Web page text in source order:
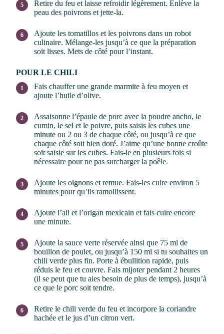
Retire du feu et laisse refroidir légèrement. Enlève la
peau des poivrons et jette-la.
Ajoute les tomatillos et les poivrons dans un robot
culinaire. Mélange-les jusqu’à ce que la préparation
soit lisses. Mets de côté pour l’instant.
POUR LE CHILI
Fais chauffer une grande marmite à feu moyen et
ajoute l’huile d’olive.
Assaisonne l’épaule de porc avec la poudre ancho, le
cumin, le sel et le poivre, puis saisis les cubes une
minute ou 2 ou 3 de chaque côté, ou jusqu’à ce que
chaque côté soit bien doré. J’aime qu’une bonne croûte
soit saisie sur les cubes. Fais-le en plusieurs fois si
nécessaire pour ne pas surcharger la poêle.
Ajoute les oignons et remue. Fais-les cuire environ 5
minutes pour qu’ils ramollissent.
Ajoute l’ail et l’origan mexicain et fais cuire encore
une minute.
Ajoute la sauce verte réservée ainsi que 75 ml de
bouillon de poulet, ou jusqu’à 150 ml si tu souhaites un
chili verde plus fin. Porte à ébullition rapide, puis
réduis le feu et couvre. Fais mijoter pendant 2 heures
(il se peut que tu aies besoin de plus de temps), jusqu’à
ce que le porc soit tendre.
Retire le chili verde du feu et incorpore la coriandre
hachée et le jus d’un citron vert.